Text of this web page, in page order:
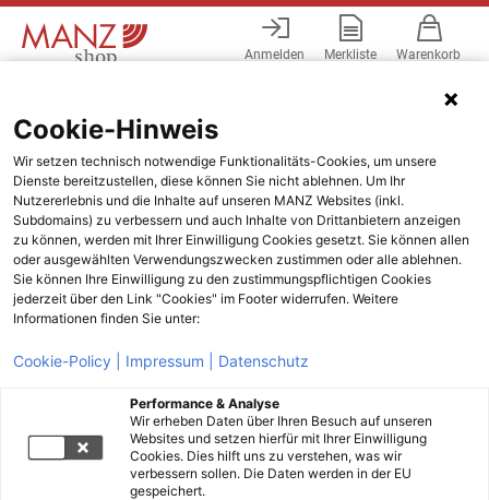
Anmelden Merkliste Warenkorb
Cookie-Hinweis
Wir setzen technisch notwendige Funktionalitäts-Cookies, um unsere
Dienste bereitzustellen, diese können Sie nicht ablehnen. Um Ihr
Nutzererlebnis und die Inhalte auf unseren MANZ Websites (inkl.
Subdomains) zu verbessern und auch Inhalte von Drittanbietern anzeigen
zu können, werden mit Ihrer Einwilligung Cookies gesetzt. Sie können allen
oder ausgewählten Verwendungszwecken zustimmen oder alle ablehnen.
Sie können Ihre Einwilligung zu den zustimmungspflichtigen Cookies
jederzeit über den Link "Cookies" im Footer widerrufen. Weitere
Informationen finden Sie unter:
Cookie-Policy | Impressum | Datenschutz
Performance & Analyse
Wir erheben Daten über Ihren Besuch auf unseren
Websites und setzen hierfür mit Ihrer Einwilligung
Cookies. Dies hilft uns zu verstehen, was wir
verbessern sollen. Die Daten werden in der EU
gespeichert.